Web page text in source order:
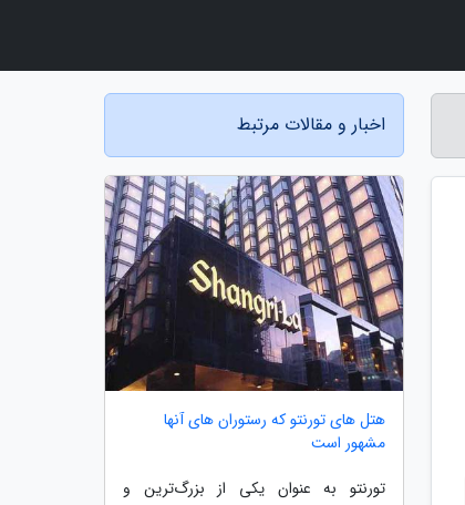
اخبار و مقالات مرتبط
هتل های تورنتو که رستوران های آنها
مشهور است
تورنتو به عنوان یکی از بزرگ‌ترین و